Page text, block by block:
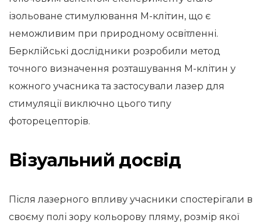
ізольоване стимулювання M-клітин, що є
неможливим при природному освітленні.
Берклійські дослідники розробили метод
точного визначення розташування M-клітин у
кожного учасника та застосували лазер для
стимуляції виключно цього типу
фоторецепторів.
Візуальний досвід
Після лазерного впливу учасники спостерігали в
своєму полі зору кольорову пляму, розмір якої